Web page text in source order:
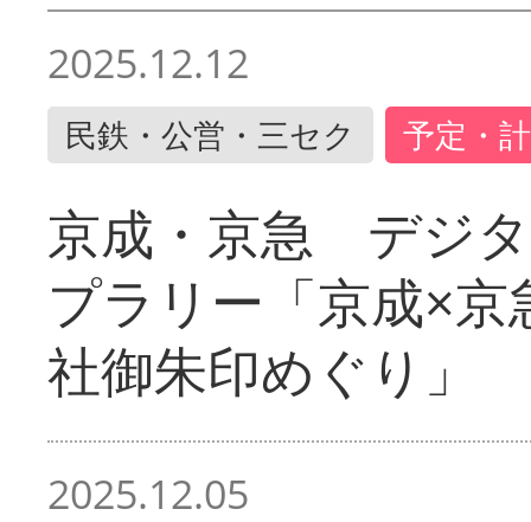
2025.12.12
民鉄・公営・三セク 予定・
京成・京急 デジ
プラリー「京成×
社御朱印めぐり」
2025.12.05